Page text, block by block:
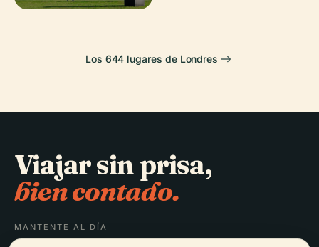
Los 644 lugares de Londres
Viajar sin prisa,
bien contado.
MANTENTE AL DÍA